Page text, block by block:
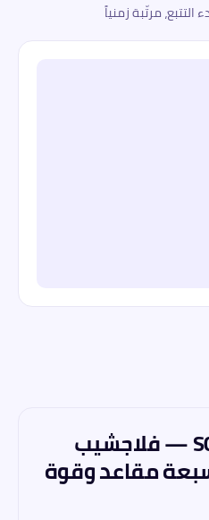
مرتّبة زمنياً
سوإيست S09 2026 — فلاجشيب
مقاعد وقوة